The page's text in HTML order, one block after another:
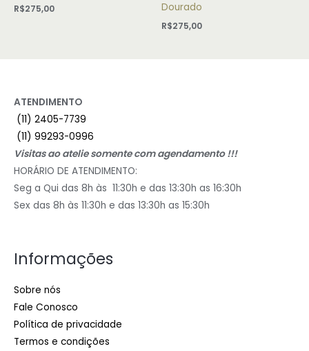
R$275,00
Dourado
R$275,00
ATENDIMENTO
(11) 2405-7739
(11) 99293-0996
Visitas ao atelie somente com agendamento !!!
HORÁRIO DE ATENDIMENTO:
Seg a Qui das 8h às 11:30h e das 13:30h as 16:30h
Sex das 8h às 11:30h e das 13:30h as 15:30h
Informações
Sobre nós
Fale Conosco
Política de privacidade
Termos e condições